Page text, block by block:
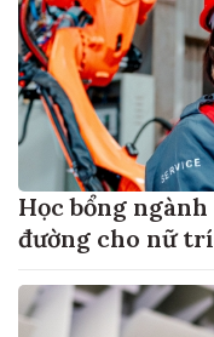
Học bổng
đường cho nữ